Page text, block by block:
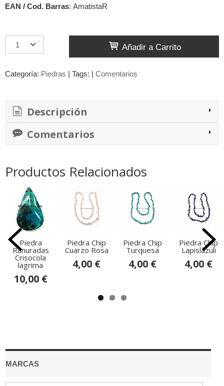
MARCAS
EAN / Cod. Barras: AmatistaR
Añadir a Carrito
Categoría: Piedras | Tags: | Comentarios
Descripción
Comentarios
Productos Relacionados
Piedra
Ranuradas
Crisocola
lagrima
10,00 €
Piedra Chip
Cuarzo Rosa
4,00 €
Piedra Chip
Turquesa
4,00 €
Piedra Chip
Lapislàzuli
4,00 €